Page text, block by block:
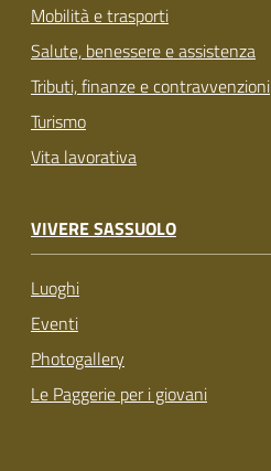
Mobilità e trasporti
Salute, benessere e assistenza
Tributi, finanze e contravvenzioni
Turismo
Vita lavorativa
VIVERE SASSUOLO
Luoghi
Eventi
Photogallery
Le Paggerie per i giovani